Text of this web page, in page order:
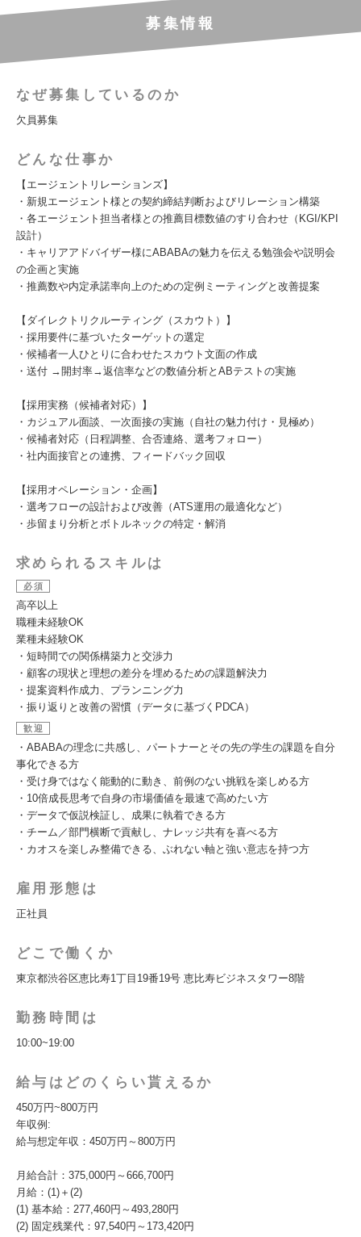
募集情報
なぜ募集しているのか
欠員募集
どんな仕事か
【エージェントリレーションズ】
・新規エージェント様との契約締結判断およびリレーション構築
・各エージェント担当者様との推薦目標数値のすり合わせ（KGI/KPI
設計）
・キャリアアドバイザー様にABABAの魅力を伝える勉強会や説明会
の企画と実施
・推薦数や内定承諾率向上のための定例ミーティングと改善提案
【ダイレクトリクルーティング（スカウト）】
・採用要件に基づいたターゲットの選定
・候補者一人ひとりに合わせたスカウト文面の作成
・送付 →開封率→返信率などの数値分析とABテストの実施
【採用実務（候補者対応）】
・カジュアル面談、一次面接の実施（自社の魅力付け・見極め）
・候補者対応（日程調整、合否連絡、選考フォロー）
・社内面接官との連携、フィードバック回収
【採用オペレーション・企画】
・選考フローの設計および改善（ATS運用の最適化など）
・歩留まり分析とボトルネックの特定・解消
求められるスキルは
必須
高卒以上
職種未経験OK
業種未経験OK
・短時間での関係構築力と交渉力
・顧客の現状と理想の差分を埋めるための課題解決力
・提案資料作成力、プランニング力
・振り返りと改善の習慣（データに基づくPDCA）
歓迎
・ABABAの理念に共感し、パートナーとその先の学生の課題を自分
事化できる方
・受け身ではなく能動的に動き、前例のない挑戦を楽しめる方
・10倍成長思考で自身の市場価値を最速で高めたい方
・データで仮説検証し、成果に執着できる方
・チーム／部門横断で貢献し、ナレッジ共有を喜べる方
・カオスを楽しみ整備できる、ぶれない軸と強い意志を持つ方
雇用形態は
正社員
どこで働くか
東京都渋谷区恵比寿1丁目19番19号 恵比寿ビジネスタワー8階
勤務時間は
10:00~19:00
給与はどのくらい貰えるか
450万円~800万円
年収例:
給与想定年収：450万円～800万円
月給合計：375,000円～666,700円
月給：(1)＋(2)
(1) 基本給：277,460円～493,280円
(2) 固定残業代：97,540円～173,420円